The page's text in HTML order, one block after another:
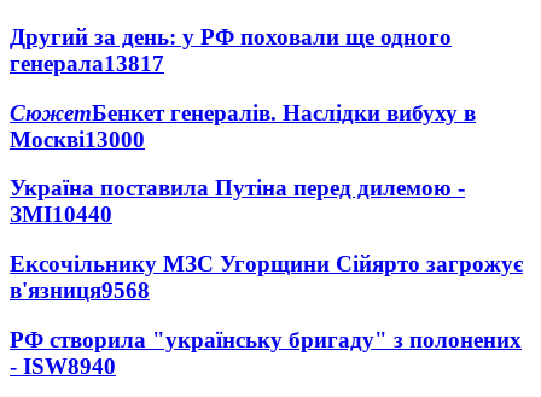
Другий за день: у РФ поховали ще одного
генерала13817
СюжетБенкет генералів. Наслідки вибуху в
Москві13000
Україна поставила Путіна перед дилемою -
ЗМІ10440
Ексочільнику МЗС Угорщини Сійярто загрожує
в'язниця9568
РФ створила "українську бригаду" з полонених
- ISW8940